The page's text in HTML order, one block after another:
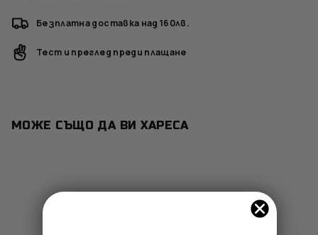
Безплатна доставка над 160лв.
Тест и преглед преди плащане
МОЖЕ СЪЩО ДА ВИ ХАРЕСА